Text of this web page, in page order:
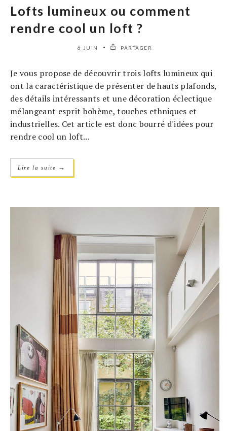
Lofts lumineux ou comment
rendre cool un loft ?
6 JUIN PARTAGER
Je vous propose de découvrir trois lofts lumineux qui
ont la caractéristique de présenter de hauts plafonds,
des détails intéressants et une décoration éclectique
mélangeant esprit bohème, touches ethniques et
industrielles. Cet article est donc bourré d'idées pour
rendre cool un loft...
Lire la suite →